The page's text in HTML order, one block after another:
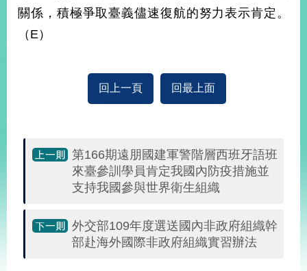
府
資
相
關係，積極爭取臺義儘速復航的努力表示肯定。
（E）
回上一頁 回最上面
第166期遠朋國建軍警階層西班牙語班
來臺參訓學員肯定我國內防疫措施並
支持我國參與世界衛生組織
外交部109年度選送國內非政府組織幹
部赴海外國際非政府組織實習辦法